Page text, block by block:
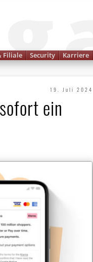
Filiale Security Karriere
19. Juli 2024
ein